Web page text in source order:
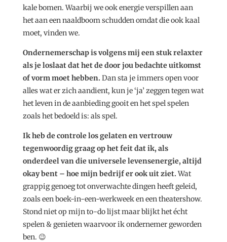
kale bomen. Waarbij we ook energie verspillen aan
het aan een naaldboom schudden omdat die ook kaal
moet, vinden we.
Ondernemerschap is volgens mij een stuk relaxter
als je loslaat dat het de door jou bedachte uitkomst
of vorm moet hebben. Dan sta je immers open voor
alles wat er zich aandient, kun je ‘ja’ zeggen tegen wat
het leven in de aanbieding gooit en het spel spelen
zoals het bedoeld is: als spel.
Ik heb de controle los gelaten en vertrouw
tegenwoordig graag op het feit dat ik, als
onderdeel van die universele levensenergie, altijd
okay bent – hoe mijn bedrijf er ook uit ziet. Wat
grappig genoeg tot onverwachte dingen heeft geleid,
zoals een boek-in-een-werkweek en een theatershow.
Stond niet op mijn to-do lijst maar blijkt het écht
spelen & genieten waarvoor ik ondernemer geworden
ben. 😉